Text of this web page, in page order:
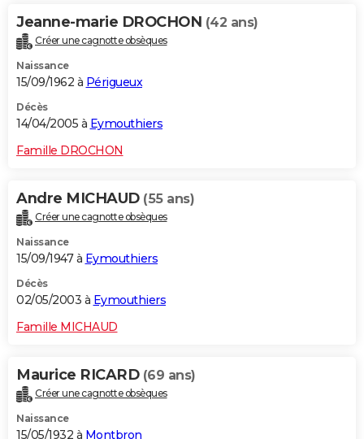
Jeanne-marie DROCHON (42 ans)
Créer une cagnotte obsèques
Naissance
15/09/1962 à Périgueux
Décès
14/04/2005 à Eymouthiers
Famille DROCHON
Andre MICHAUD (55 ans)
Créer une cagnotte obsèques
Naissance
15/09/1947 à Eymouthiers
Décès
02/05/2003 à Eymouthiers
Famille MICHAUD
Maurice RICARD (69 ans)
Créer une cagnotte obsèques
Naissance
15/05/1932 à Montbron